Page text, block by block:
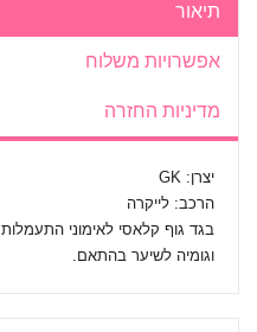
תיאור
אפשרויות משלוח
מדיניות החזרה
יצרן: GK
הרכב: לייקרה
בגד גוף קלאסי לאימוני
וגומיה לשיער בהתאם.